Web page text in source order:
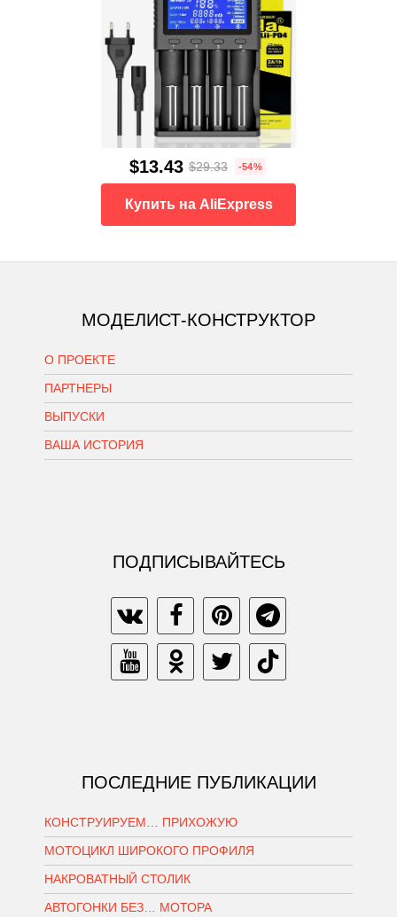
$13.43 $29.33 -54%
Купить на AliExpress
МОДЕЛИСТ-КОНСТРУКТОР
О ПРОЕКТЕ
ПАРТНЕРЫ
ВЫПУСКИ
ВАША ИСТОРИЯ
ПОДПИСЫВАЙТЕСЬ
ПОСЛЕДНИЕ ПУБЛИКАЦИИ
КОНСТРУИРУЕМ… ПРИХОЖУЮ
МОТОЦИКЛ ШИРОКОГО ПРОФИЛЯ
НАКРОВАТНЫЙ СТОЛИК
АВТОГОНКИ БЕЗ… МОТОРА